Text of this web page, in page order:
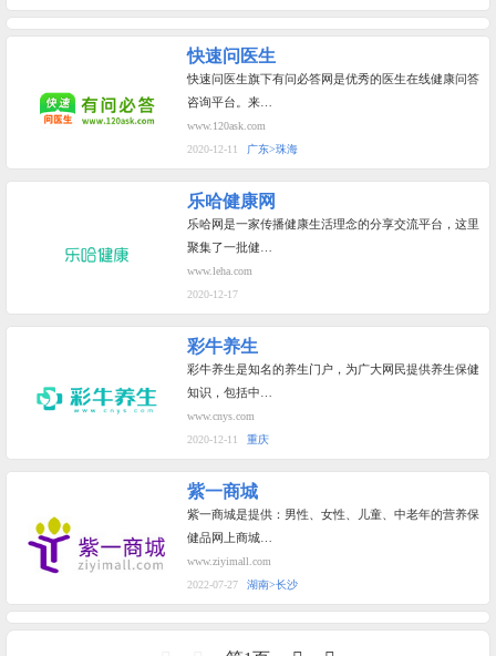
快速问医生
快速问医生旗下有问必答网是优秀的医生在线健康问答
咨询平台。来…
www.120ask.com
2020-12-11
广东>珠海
乐哈健康网
乐哈网是一家传播健康生活理念的分享交流平台，这里
聚集了一批健…
www.leha.com
2020-12-17
彩牛养生
彩牛养生是知名的养生门户，为广大网民提供养生保健
知识，包括中…
www.cnys.com
2020-12-11
重庆
紫一商城
紫一商城是提供：男性、女性、儿童、中老年的营养保
健品网上商城…
www.ziyimall.com
2022-07-27
湖南>长沙